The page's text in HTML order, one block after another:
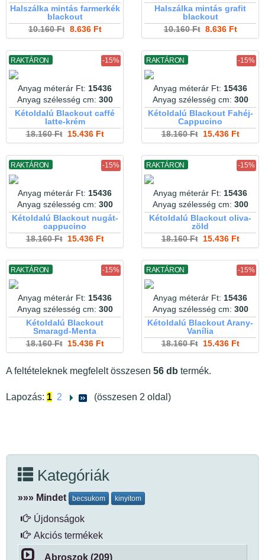
Halszálka mintás farmerkék
blackout
10.160 Ft8.636 Ft
Halszálka mintás grafit
blackout
10.160 Ft8.636 Ft
RAKTÁRON -15%
Anyag méterár Ft: 15436
Anyag szélesség cm: 300
Kétoldalú Blackout caffé
latte-krém
18.160 Ft15.436 Ft
RAKTÁRON -15%
Anyag méterár Ft: 15436
Anyag szélesség cm: 300
Kétoldalú Blackout Fahéj-
Cappucino
18.160 Ft15.436 Ft
RAKTÁRON -15%
Anyag méterár Ft: 15436
Anyag szélesség cm: 300
Kétoldalú Blackout nugát-
cappucino
18.160 Ft15.436 Ft
RAKTÁRON -15%
Anyag méterár Ft: 15436
Anyag szélesség cm: 300
Kétoldalú Blackout oliva-
zöld
18.160 Ft15.436 Ft
RAKTÁRON -15%
Anyag méterár Ft: 15436
Anyag szélesség cm: 300
Kétoldalú Blackout
Smaragd-Menta
18.160 Ft15.436 Ft
RAKTÁRON -15%
Anyag méterár Ft: 15436
Anyag szélesség cm: 300
Kétoldalú Blackout Arany-
Vanília
18.160 Ft15.436 Ft
A feltételeknek megfelelt összesen 56 db termék.
Lapozás: 1 2 (összesen 2 oldal)
Kategóriák
»»» Mindet becsukom kinyitom
Újdonságok
Akciós termékek
Abroszok (209)